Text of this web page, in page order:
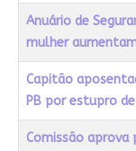
Anuário de
mulher
Capitão
PB por estupro
Comissão aprova